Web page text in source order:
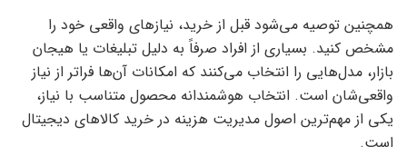
همچنین توصیه می‌شود قبل از خرید، نیازهای واقعی خود را
مشخص کنید. بسیاری از افراد صرفاً به دلیل تبلیغات یا هیجان
بازار، مدل‌هایی را انتخاب می‌کنند که امکانات آن‌ها فراتر از نیاز
واقعی‌شان است. انتخاب هوشمندانه محصول متناسب با نیاز،
یکی از مهم‌ترین اصول مدیریت هزینه در خرید کالاهای دیجیتال
است.